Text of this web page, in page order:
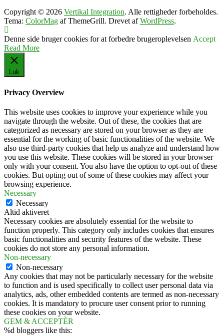
Copyright © 2026 Vertikal Integration. Alle rettigheder forbeholdes.
Tema: ColorMag af ThemeGrill. Drevet afWordPress.
Denne side bruger cookies for at forbedre brugeroplevelsen Accept
Read More
Luk
Privacy Overview
This website uses cookies to improve your experience while you
navigate through the website. Out of these, the cookies that are
categorized as necessary are stored on your browser as they are
essential for the working of basic functionalities of the website. We
also use third-party cookies that help us analyze and understand how
you use this website. These cookies will be stored in your browser
only with your consent. You also have the option to opt-out of these
cookies. But opting out of some of these cookies may affect your
browsing experience.
Necessary
Necessary
Altid aktiveret
Necessary cookies are absolutely essential for the website to
function properly. This category only includes cookies that ensures
basic functionalities and security features of the website. These
cookies do not store any personal information.
Non-necessary
Non-necessary
Any cookies that may not be particularly necessary for the website
to function and is used specifically to collect user personal data via
analytics, ads, other embedded contents are termed as non-necessary
cookies. It is mandatory to procure user consent prior to running
these cookies on your website.
GEM & ACCEPTÈR
%d bloggers like this: